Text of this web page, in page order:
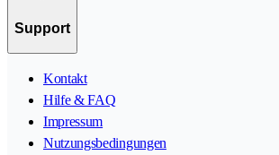
Support
Kontakt
Hilfe & FAQ
Impressum
Nutzungsbedingungen